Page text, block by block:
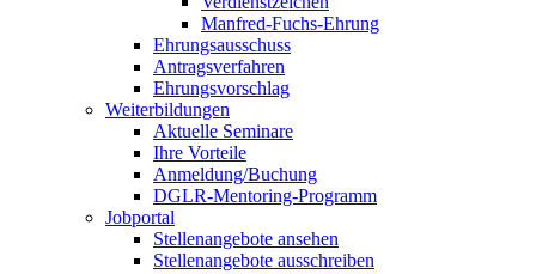
Manfred-Fuchs-Ehrung
Ehrungsausschuss
Antragsverfahren
Ehrungsvorschlag
Weiterbildungen
Aktuelle Seminare
Ihre Vorteile
Anmeldung/Buchung
DGLR-Mentoring-Programm
Jobportal
Stellenangebote ansehen
Stellenangebote ausschreiben